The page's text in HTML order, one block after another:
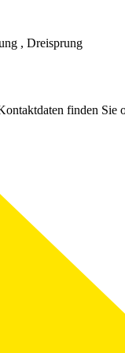
, Dreisprung
finden Sie